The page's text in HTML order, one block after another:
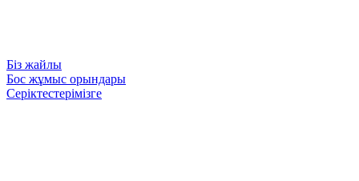
Біз жайлы
Бос жұмыс орындары
Серіктестерімізге